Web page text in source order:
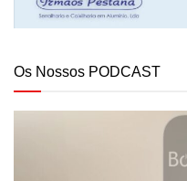
Os Nossos PODCAST